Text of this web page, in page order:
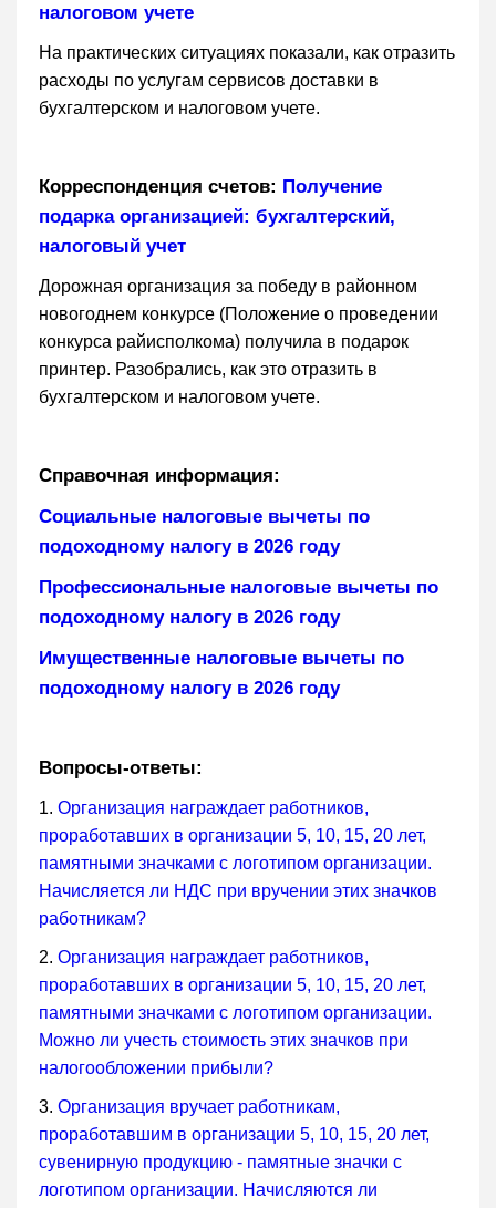
налоговом учете
На практических ситуациях показали, как отразить
расходы по услугам сервисов доставки в
бухгалтерском и налоговом учете.
Корреспонденция счетов: Получение
подарка организацией: бухгалтерский,
налоговый учет
Дорожная организация за победу в районном
новогоднем конкурсе (Положение о проведении
конкурса райисполкома) получила в подарок
принтер. Разобрались, как это отразить в
бухгалтерском и налоговом учете.
Справочная информация:
Социальные налоговые вычеты по
подоходному налогу в 2026 году
Профессиональные налоговые вычеты по
подоходному налогу в 2026 году
Имущественные налоговые вычеты по
подоходному налогу в 2026 году
Вопросы-ответы:
1. Организация награждает работников,
проработавших в организации 5, 10, 15, 20 лет,
памятными значками с логотипом организации.
Начисляется ли НДС при вручении этих значков
работникам?
2. Организация награждает работников,
проработавших в организации 5, 10, 15, 20 лет,
памятными значками с логотипом организации.
Можно ли учесть стоимость этих значков при
налогообложении прибыли?
3. Организация вручает работникам,
проработавшим в организации 5, 10, 15, 20 лет,
сувенирную продукцию - памятные значки с
логотипом организации. Начисляются ли